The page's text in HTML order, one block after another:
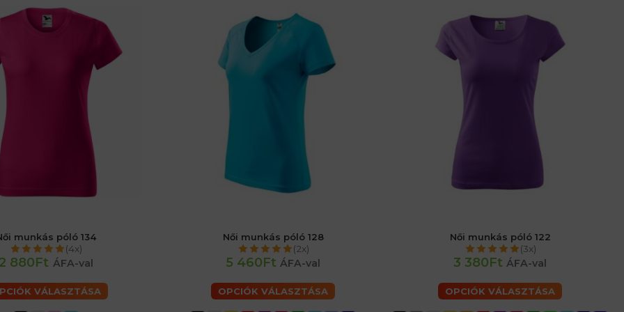
női 40 (M) női 44 (L)
női 48 (XL)
női 50 (2XL)
munkás póló 134
(4x)
2 880Ft ÁFA-val
VÁLASZTÁSA
női 40 (M) női 44 (L)
női 48 (XL)
női 50 (2XL)
Női munkás póló 128
(2x)
5 460Ft ÁFA-val
OPCIÓK VÁLASZTÁSA
női 40 (M) női 44 (L)
női 48 (XL)
női 50 (2XL)
Női munkás póló 122
(3x)
3 380Ft ÁFA-val
OPCIÓK VÁLASZTÁSA